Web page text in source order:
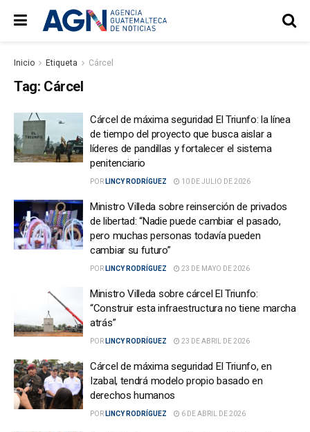
Inicio Etiqueta Cárcel
Tag: Cárcel
Cárcel de máxima seguridad El Triunfo: la línea
de tiempo del proyecto que busca aislar a
líderes de pandillas y fortalecer el sistema
penitenciario
POR LINCY RODRÍGUEZ 10 DE JULIO DE 2026
Ministro Villeda sobre reinserción de privados
de libertad: “Nadie puede cambiar el pasado,
pero muchas personas todavía pueden
cambiar su futuro”
POR LINCY RODRÍGUEZ 23 DE MAYO DE 2026
Ministro Villeda sobre cárcel El Triunfo:
“Construir esta infraestructura no tiene marcha
atrás”
POR LINCY RODRÍGUEZ 23 DE ABRIL DE 2026
Cárcel de máxima seguridad El Triunfo, en
Izabal, tendrá modelo propio basado en
derechos humanos
POR LINCY RODRÍGUEZ 6 DE ABRIL DE 2026